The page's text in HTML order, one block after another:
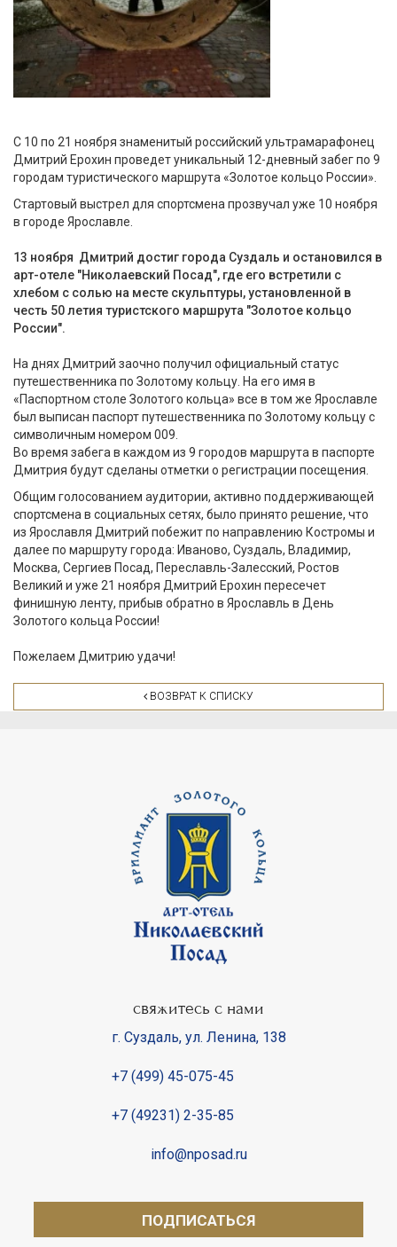
С 10 по 21 ноября знаменитый российский ультрамарафонец
Дмитрий Ерохин проведет уникальный 12-дневный забег по 9
городам туристического маршрута «Золотое кольцо России».
Стартовый выстрел для спортсмена прозвучал уже 10 ноября
в городе Ярославле.
13 ноября Дмитрий достиг города Суздаль и остановился в
арт-отеле "Николаевский Посад", где его встретили с
хлебом с солью на месте скульптуры, установленной в
честь 50 летия туристского маршрута "Золотое кольцо
России".
На днях Дмитрий заочно получил официальный статус
путешественника по Золотому кольцу. На его имя в
«Паспортном столе Золотого кольца» все в том же Ярославле
был выписан паспорт путешественника по Золотому кольцу с
символичным номером 009.
Во время забега в каждом из 9 городов маршрута в паспорте
Дмитрия будут сделаны отметки о регистрации посещения.
Общим голосованием аудитории, активно поддерживающей
спортсмена в социальных сетях, было принято решение, что
из Ярославля Дмитрий побежит по направлению Костромы и
далее по маршруту города: Иваново, Суздаль, Владимир,
Москва, Сергиев Посад, Переславль-Залесский, Ростов
Великий и уже 21 ноября Дмитрий Ерохин пересечет
финишную ленту, прибыв обратно в Ярославль в День
Золотого кольца России!
Пожелаем Дмитрию удачи!
ВОЗВРАТ К СПИСКУ
свяжитесь с нами
г. Суздаль, ул. Ленина, 138
+7 (499) 45-075-45
+7 (49231) 2-35-85
info@nposad.ru
ПОДПИСАТЬСЯ